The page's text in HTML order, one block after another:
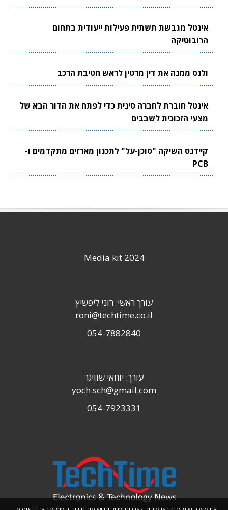
אינטל מגבשת תשתית פעילות ייעודית בתחום
הרובוטיקה
ולנס ממנה את דין מרטין לראש חטיבת הרכב
אינטל חוברת לחברה סינית כדי לפתח את הדור הבא של
מצעי הזכוכית לשבבים
קיידנס השיקה "סוכן-על" לתכנון מארזים מתקדמים ו-
PCB
Media kit 2024
עורך ראשי: רוני ליפשיץ
roni@techtime.co.il
054-7882840
עורך: יוחאי שוויגר
yoch.sch@gmail.com
054-7923331